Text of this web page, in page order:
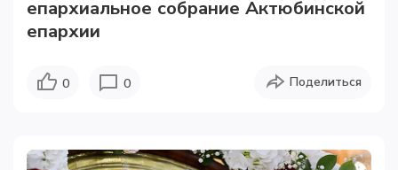
епархиальное собрание Актюбинской
епархии
0 0 Поделиться